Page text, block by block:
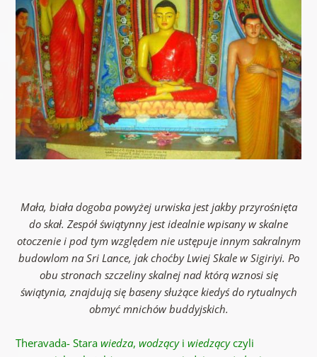
Mała, biała dogoba powyżej urwiska jest jakby przyrośnięta
do skał. Zespół świątynny jest idealnie wpisany w skalne
otoczenie i pod tym względem nie ustępuje innym sakralnym
budowlom na Sri Lance, jak choćby Lwiej Skale w Sigiriyi. Po
obu stronach szczeliny skalnej nad którą wznosi się
świątynia, znajdują się baseny służące kiedyś do rytualnych
obmyć mnichów buddyjskich.
Theravada- Stara wiedza, wodzącyi wiedzącyczyli